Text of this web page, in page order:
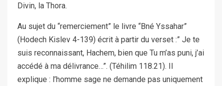
Divin, la Thora.
Au sujet du “remerciement” le livre “Bné Yssahar”
(Hodech Kislev 4-139) écrit à partir du verset :” Je te
suis reconnaissant, Hachem, bien que Tu m’as puni, j’ai
accédé à ma délivrance…”. (Téhilim 118.21). Il
explique : l’homme sage ne demande pas uniquement